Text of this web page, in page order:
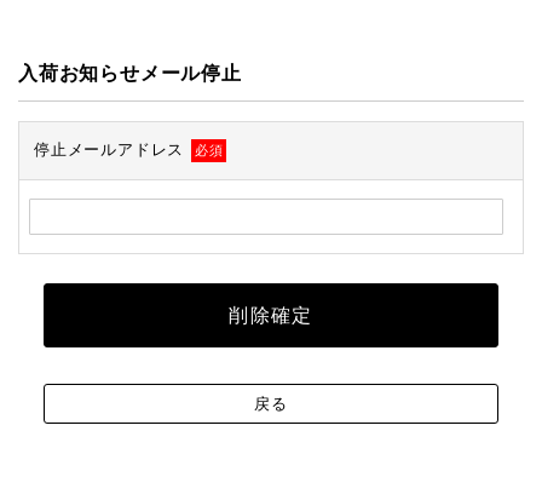
入荷お知らせメール停止
停止メールアドレス 必須